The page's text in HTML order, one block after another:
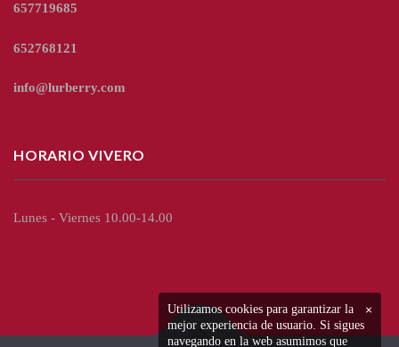
657719685
652768121
info@lurberry.com
HORARIO VIVERO
Lunes - Viernes 10.00-14.00
×
Utilizamos cookies para garantizar la
mejor experiencia de usuario. Si sigues
navegando en la web asumimos que